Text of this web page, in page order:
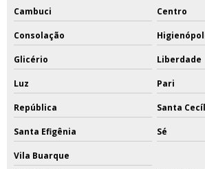
Cambuci Centro
Consolação
Glicério Liberdade
Luz Pari
República Santa
Santa Efigênia Sé
Vila Buarque